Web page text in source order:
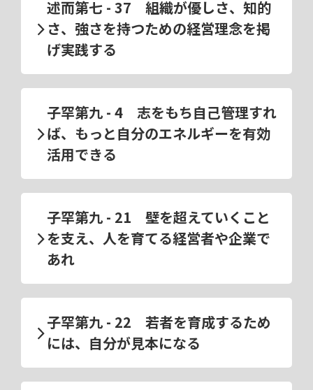
述而第七 - 37 組織が優しさ、知的
さ、強さを持つための経営理念を掲
げ実践する
子罕第九 - 4 志をもち自己管理すれ
ば、もっと自分のエネルギーを有効
活用できる
子罕第九 - 21 壁を超えていくこと
を支え、人を育てる経営者や企業で
あれ
子罕第九 - 22 若者を育成するため
には、自分が見本になる